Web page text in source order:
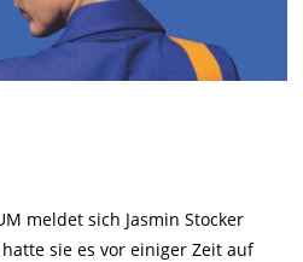
meldet sich Jasmin Stocker
sie es vor einiger Zeit auf